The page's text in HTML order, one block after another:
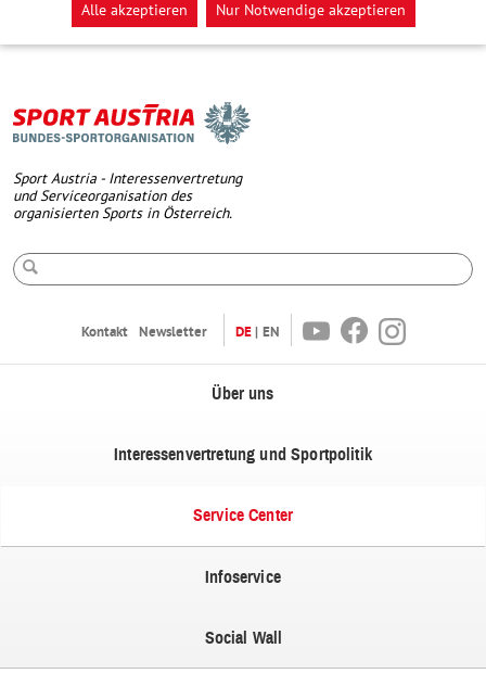
Alle akzeptieren Nur Notwendige akzeptieren
Sport Austria - Interessenvertretung
und Serviceorganisation des
organisierten Sports in Österreich.
Kontakt Newsletter DE EN YoutubeFacebookInstagram
Über uns
Interessenvertretung und Sportpolitik
Service Center
Infoservice
Social Wall